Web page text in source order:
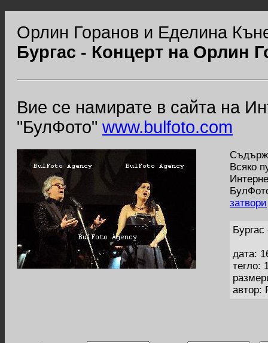
Орлин Горанов и Еделина
Бургас - Концерт на Орлин
Вие се намирате в сайта на
"БулФото" www.bulfoto.com
Всяко
затвори
дата:
тегло:
автор: